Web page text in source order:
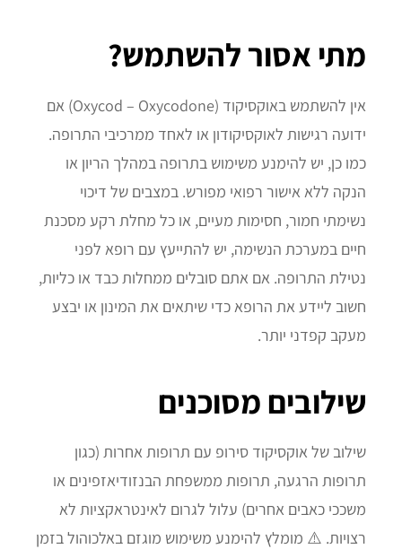
מתי אסור להשתמש?
אין להשתמש באוקסיקוד (Oxycod – Oxycodone) אם
ידועה רגישות לאוקסיקודון או לאחד ממרכיבי התרופה.
כמו כן, יש להימנע משימוש בתרופה במהלך הריון או
הנקה ללא אישור רפואי מפורש. במצבים של דיכוי
נשימתי חמור, חסימות מעיים, או כל מחלת רקע מסכנת
חיים במערכת הנשימה, יש להתייעץ עם רופא לפני
נטילת התרופה. אם אתם סובלים ממחלות כבד או כליות,
חשוב ליידע את הרופא כדי שיתאים את המינון או יבצע
מעקב קפדני יותר.
שילובים מסוכנים
שילוב של אוקסיקוד סירופ עם תרופות אחרות (כגון
תרופות הרגעה, תרופות ממשפחת הבנזודיאזפינים או
משככי כאבים אחרים) עלול לגרום לאינטראקציות לא
רצויות. ⚠️ מומלץ להימנע משימוש מוגזם באלכוהול בזמן